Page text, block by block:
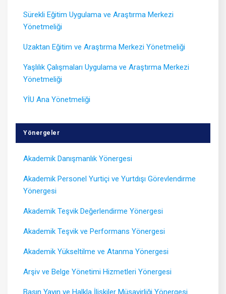
Sürekli Eğitim Uygulama ve Araştırma Merkezi
Yönetmeliği
Uzaktan Eğitim ve Araştırma Merkezi Yönetmeliği
Yaşlılık Çalışmaları Uygulama ve Araştırma Merkezi
Yönetmeliği
YİU Ana Yönetmeliği
Yönergeler
Akademik Danışmanlık Yönergesi
Akademik Personel Yurtiçi ve Yurtdışı Görevlendirme
Yönergesi
Akademik Teşvik Değerlendirme Yönergesi
Akademik Teşvik ve Performans Yönergesi
Akademik Yükseltilme ve Atanma Yönergesi
Arşiv ve Belge Yönetimi Hizmetleri Yönergesi
Basın Yayın ve Halkla İlişkiler Müşavirliği Yönergesi